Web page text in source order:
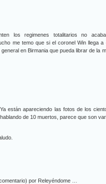
los regimenes totalitarios no
me temo que si el coronel Win llega
en Birmania que pueda librar de la
están apareciendo las fotos de los
de 10 muertos, parece que son
por Releyéndome …